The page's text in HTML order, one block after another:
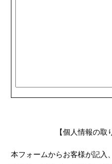
【個人情報の取
本フォームからお客様が記入